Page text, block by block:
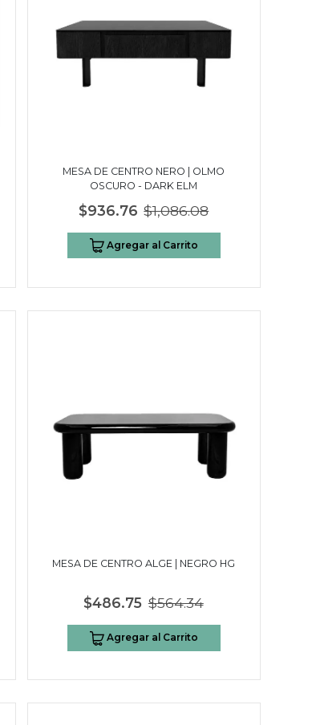
MESA DE CENTRO NERO | OLMO
OSCURO - DARK ELM
$936.76 $1,086.08
Agregar al Carrito
MESA DE CENTRO ALGE | NEGRO HG
$486.75 $564.34
Agregar al Carrito